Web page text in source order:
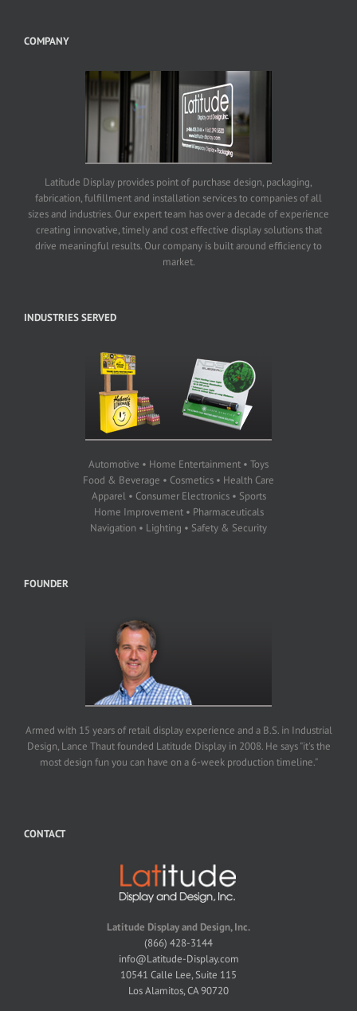
COMPANY
Latitude Display provides point of purchase design, packaging,
fabrication, fulfillment and installation services to companies of all
sizes and industries. Our expert team has over a decade of experience
creating innovative, timely and cost effective display solutions that
drive meaningful results. Our company is built around efficiency to
market.
INDUSTRIES SERVED
Automotive • Home Entertainment • Toys
Food & Beverage • Cosmetics • Health Care
Apparel • Consumer Electronics • Sports
Home Improvement • Pharmaceuticals
Navigation • Lighting • Safety & Security
FOUNDER
Armed with 15 years of retail display experience and a B.S. in Industrial
Design, Lance Thaut founded Latitude Display in 2008. He says "it's the
most design fun you can have on a 6-week production timeline."
CONTACT
Latitude Display and Design, Inc.
(866) 428-3144
info@Latitude-Display.com
10541 Calle Lee, Suite 115
Los Alamitos, CA 90720